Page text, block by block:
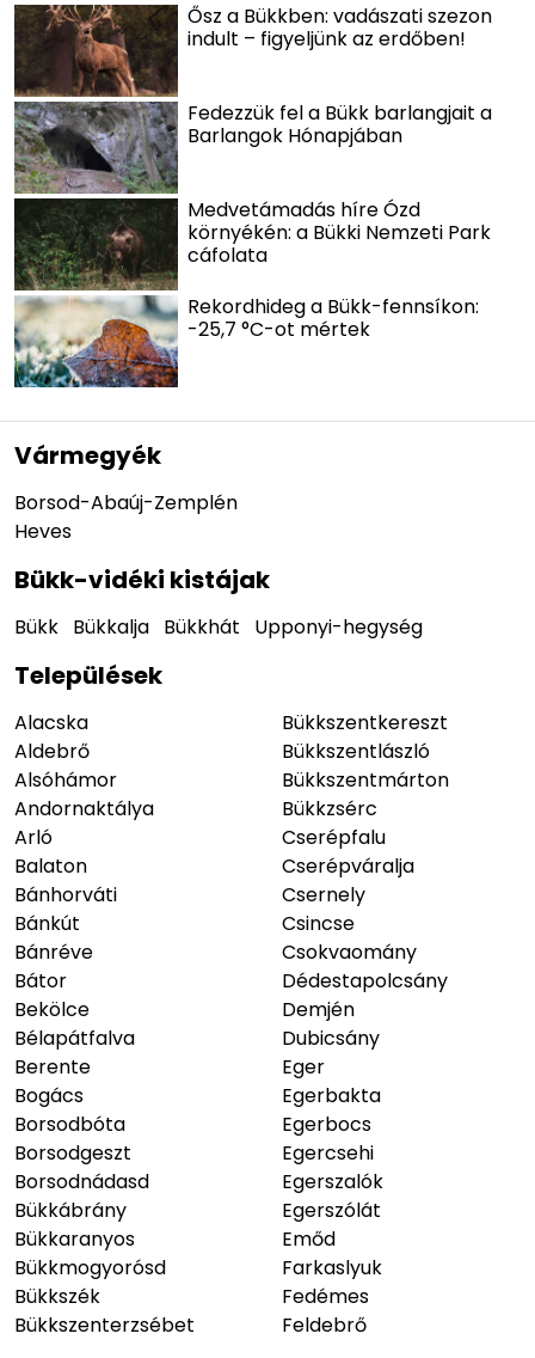
Ősz a Bükkben: vadászati szezon
indult – figyeljünk az erdőben!
Fedezzük fel a Bükk barlangjait a
Barlangok Hónapjában
Medvetámadás híre Ózd
környékén: a Bükki Nemzeti Park
cáfolata
Rekordhideg a Bükk-fennsíkon:
-25,7 °C-ot mértek
Vármegyék
Borsod-Abaúj-Zemplén
Heves
Bükk-vidéki kistájak
Bükk Bükkalja Bükkhát Upponyi-hegység
Települések
Alacska
Aldebrő
Alsóhámor
Andornaktálya
Arló
Balaton
Bánhorváti
Bánkút
Bánréve
Bátor
Bekölce
Bélapátfalva
Berente
Bogács
Borsodbóta
Borsodgeszt
Borsodnádasd
Bükkábrány
Bükkaranyos
Bükkmogyorósd
Bükkszék
Bükkszenterzsébet
Bükkszentkereszt
Bükkszentlászló
Bükkszentmárton
Bükkzsérc
Cserépfalu
Cserépváralja
Csernely
Csincse
Csokvaomány
Dédestapolcsány
Demjén
Dubicsány
Eger
Egerbakta
Egerbocs
Egercsehi
Egerszalók
Egerszólát
Emőd
Farkaslyuk
Fedémes
Feldebrő